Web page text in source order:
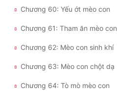
Chương 60: Yếu ớt mèo con
Chương 61: Tham ăn mèo con
Chương 62: Mèo con sinh khí
Chương 63: Mèo con chột dạ
Chương 64: Tò mò mèo con